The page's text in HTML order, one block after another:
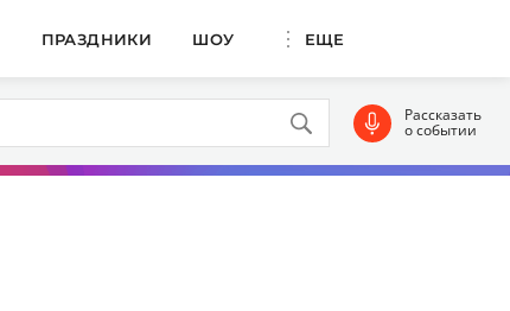
ПРАЗДНИКИ ШОУ ЕЩЕ
Рассказать
о событии